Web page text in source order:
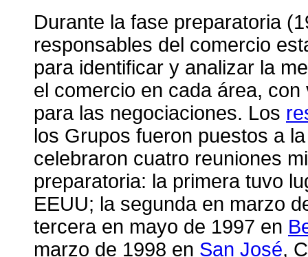
Durante la fase preparatoria
responsables del comercio
para identificar y analizar la
el comercio en cada área,
para las negociaciones. Los
los Grupos fueron puestos a
celebraron cuatro reuniones
preparatoria: la primera tuvo
EEUU; la segunda en marzo
tercera en mayo de 1997 en
marzo de 1998 en San José,